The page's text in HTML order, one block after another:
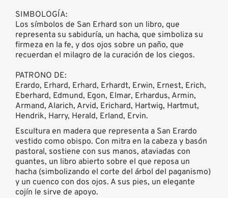
SIMBOLOGÍA:
Los símbolos de San Erhard son un libro, que
representa su sabiduría, un hacha, que simboliza su
firmeza en la fe, y dos ojos sobre un paño, que
recuerdan el milagro de la curación de los ciegos.
PATRONO DE:
Erardo, Erhard, Erhard, Erhardt, Erwin, Ernest, Erich,
Eberhard, Edmund, Egon, Elmar, Erhardus, Armin,
Armand, Alarich, Arvid, Erichard, Hartwig, Hartmut,
Hendrik, Harry, Herald, Erland, Ervin.
Escultura en madera que representa a San Erardo
vestido como obispo. Con mitra en la cabeza y basón
pastoral, sostiene con sus manos, ataviadas con
guantes, un libro abierto sobre el que reposa un
hacha (simbolizando el corte del árbol del paganismo)
y un cuenco con dos ojos. A sus pies, un elegante
cojín le sirve de apoyo.